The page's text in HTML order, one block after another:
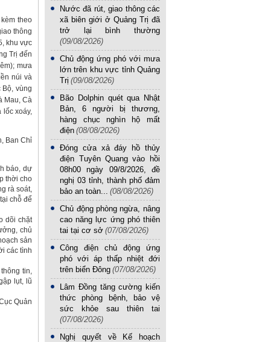
theo
thông
khu vực
Trị đến
mưa
núi và
vùng
Mau, Cà
lốc xoáy,
Ban Chỉ
báo, dự
thời cho
rà soát,
chỗ để
dõi chặt
chủ
sản
các tình
tin,
lụt, lũ
Quản
Nước đã rút, giao thông các
xã biên giới ở Quảng Trị đã
trở lại bình thường
(09/08/2026)
Chủ động ứng phó với mưa
lớn trên khu vực tỉnh Quảng
Trị (09/08/2026)
Bão Dolphin quét qua Nhật
Bản, 6 người bị thương,
hàng chục nghìn hộ mất
điện (08/08/2026)
Đóng cửa xả đáy hồ thủy
điện Tuyên Quang vào hồi
08h00 ngày 09/8/2026, đề
nghị 03 tỉnh, thành phố đảm
bảo an toàn... (08/08/2026)
Chủ động phòng ngừa, nâng
cao năng lực ứng phó thiên
tai tại cơ sở (07/08/2026)
Công điện chủ động ứng
phó với áp thấp nhiệt đới
trên biển Đông (07/08/2026)
Lâm Đồng tăng cường kiến
thức phòng bệnh, bảo vệ
sức khỏe sau thiên tai
(07/08/2026)
Nghị quyết về Kế hoạch